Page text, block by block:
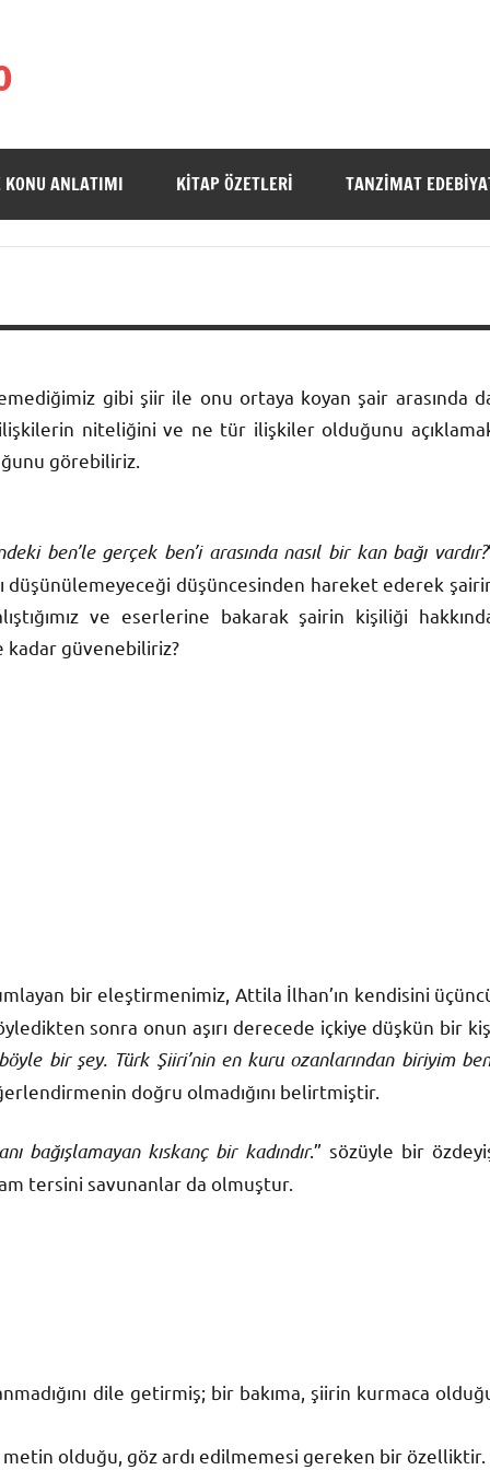
KONU ANLATIMI KITAP ÖZETLERI TANZIMAT
gibi şiir ile onu ortaya koyan şair arasında
niteliğini ve ne tür ilişkiler olduğunu
görebiliriz.
ben’le gerçek ben’i arasında nasıl bir kan bağı vardır?
düşünülemeyeceği düşüncesinden hareket ederek
ve eserlerine bakarak şairin kişiliği
kadar güvenebiliriz?
bir eleştirmenimiz, Attila İlhan’ın kendisini
sonra onun aşırı derecede içkiye düşkün bir
bir şey. Türk Şiiri’nin en kuru ozanlarından biriyim
doğru olmadığını belirtmiştir.
bağışlamayan kıskanç bir kadındır.” sözüyle bir
tersini savunanlar da olmuştur.
dile getirmiş; bir bakıma, şiirin kurmaca
olduğu, göz ardı edilmemesi gereken bir özelliktir.